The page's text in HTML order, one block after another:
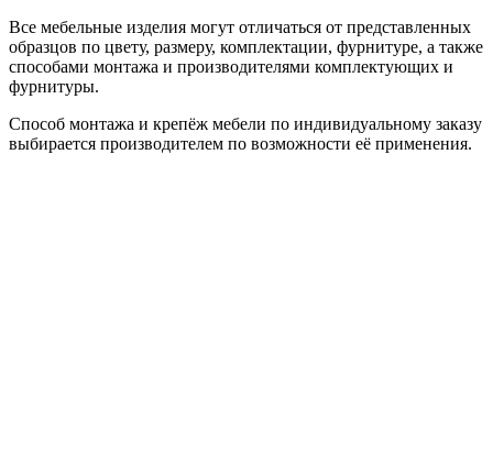
Все мебельные изделия могут отличаться от представленных
образцов по цвету, размеру, комплектации, фурнитуре, а также
способами монтажа и производителями комплектующих и
фурнитуры.
Способ монтажа и крепёж мебели по индивидуальному заказу
выбирается производителем по возможности её применения.